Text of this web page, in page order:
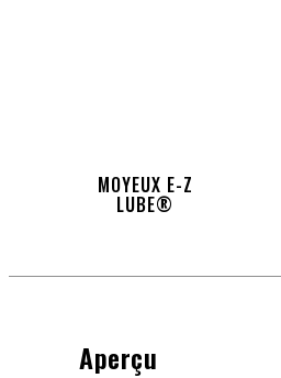
MOYEUX E-Z
LUBE®
Aperçu